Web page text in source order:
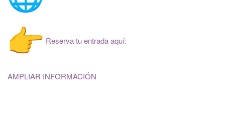
Reserva tu entrada aquí:
AMPLIAR INFORMACIÓN